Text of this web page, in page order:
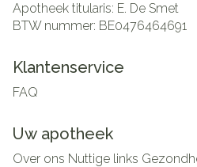
Apotheek titularis: E. De Smet
BTW nummer: BE0476464691
Klantenservice
FAQ
Uw apotheek
Over ons Nuttige links